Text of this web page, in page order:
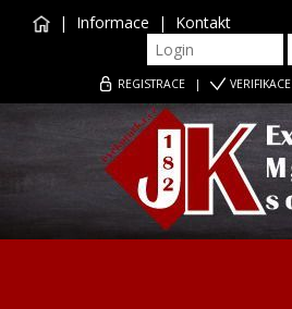
| Informace | Kontakt
REGISTRACE | VERIFIKACE